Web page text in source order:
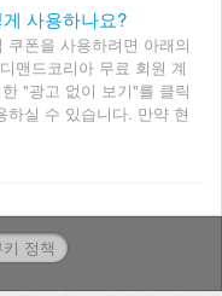
사용하나요?
폰을 사용하려면 아래의
맨드코리아 무료 회원 계
"광고 없이 보기"를 클릭
실 수 있습니다. 만약 현
키 정책